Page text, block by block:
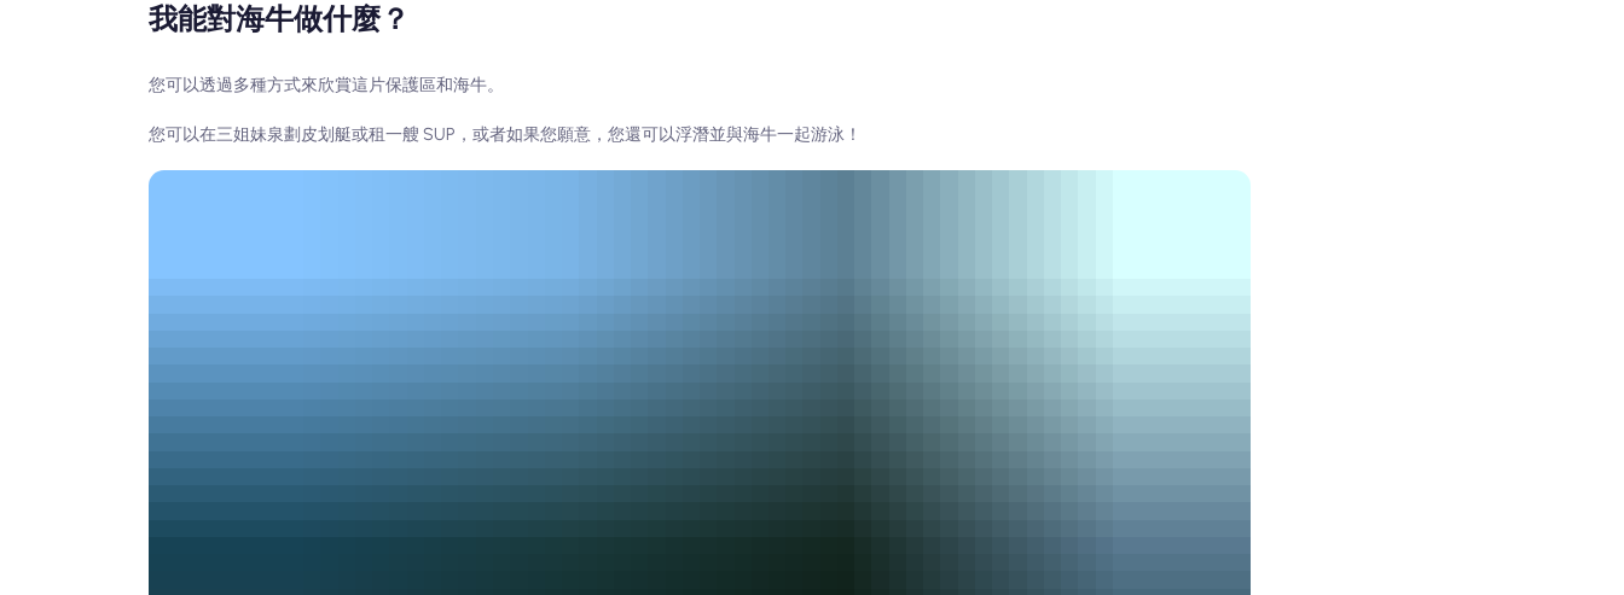
我能對海牛做什麼？
您可以透過多種方式來欣賞這片保護區和海牛。
您可以在三姐妹泉劃皮划艇或租一艘 SUP，或者如果您願意，您還可以浮潛並與海牛一起游泳！